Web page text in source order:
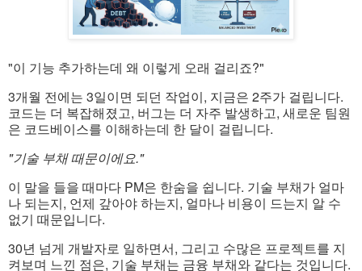
"이 기능 추가하는데 왜 이렇게 오래 걸리죠?"
3개월 전에는 3일이면 되던 작업이, 지금은 2주가 걸립니다.
코드는 더 복잡해졌고, 버그는 더 자주 발생하고, 새로운 팀원
은 코드베이스를 이해하는데 한 달이 걸립니다.
"기술 부채 때문이에요."
이 말을 들을 때마다 PM은 한숨을 쉽니다. 기술 부채가 얼마
나 되는지, 언제 갚아야 하는지, 얼마나 비용이 드는지 알 수
없기 때문입니다.
30년 넘게 개발자로 일하면서, 그리고 수많은 프로젝트를 지
켜보며 느낀 점은, 기술 부채는 금융 부채와 같다는 것입니다.